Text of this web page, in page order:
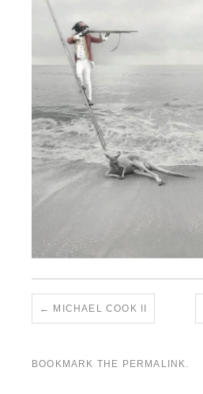
MICHAEL COOK II
BOOKMARK THE PERMALINK